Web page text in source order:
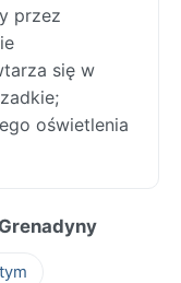
przez
się w
oświetlenia